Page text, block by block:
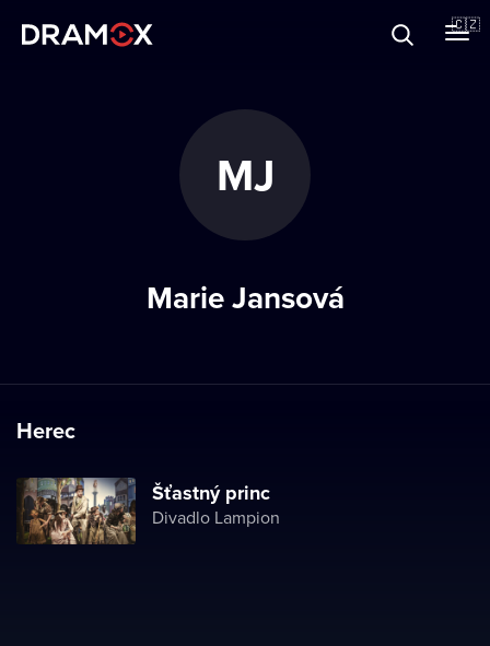
🇨🇿
MJ
Marie Jansová
Herec
Šťastný princ
Divadlo Lampion